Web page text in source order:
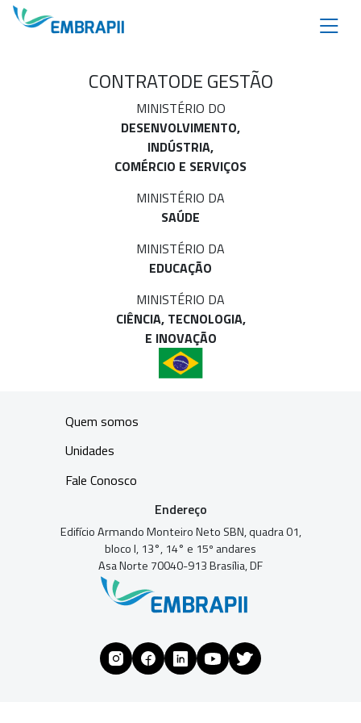
CONTRATODE GESTÃO
MINISTÉRIO DO
DESENVOLVIMENTO,
INDÚSTRIA,
COMÉRCIO E SERVIÇOS
MINISTÉRIO DA
SAÚDE
MINISTÉRIO DA
EDUCAÇÃO
MINISTÉRIO DA
CIÊNCIA, TECNOLOGIA,
E INOVAÇÃO
Quem somos
Unidades
Fale Conosco
Endereço
Edifício Armando Monteiro Neto SBN, quadra 01,
bloco I, 13°, 14° e 15º andares
Asa Norte 70040-913 Brasília, DF